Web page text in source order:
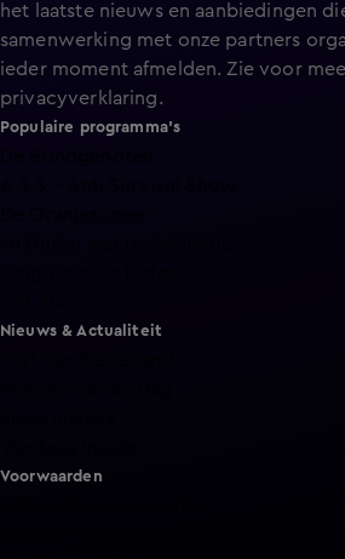
het laatste nieuws en aanbiedingen
samenwerking met onze partners
ieder moment afmelden. Zie voor
privacyverklaring.
Populaire programma's
Nieuws & Actualiteit
Voorwaarden